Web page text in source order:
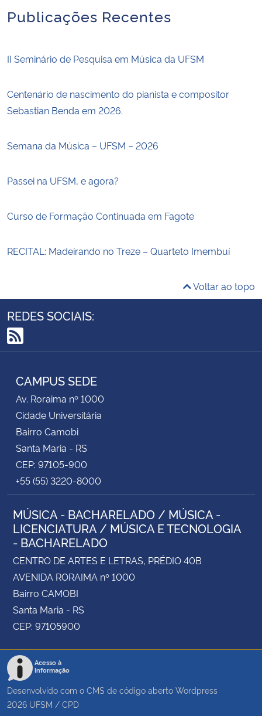
Publicações Recentes
II Seminário de Pesquisa em Música da UFSM
Centenário de nascimento do pianista e compositor
Sebastian Benda em 2026.
Semana da Música – UFSM – 2026
Passei na UFSM, e agora?
Curso de Formação Continuada em Fagote
RECITAL: Madeirando no Treze – Quarteto Imembuí
Voltar ao topo
REDES SOCIAIS:
RSS
CAMPUS SEDE
Av. Roraima nº 1000
Cidade Universitária
Bairro Camobi
Santa Maria - RS
CEP: 97105-900
+55 (55) 3220-8000
MÚSICA - BACHARELADO / MÚSICA -
LICENCIATURA / MÚSICA E TECNOLOGIA
- BACHARELADO
CENTRO DE ARTES E LETRAS, PRÉDIO 40B
AVENIDA RORAIMA nº 1000
Bairro CAMOBI
Santa Maria - RS
CEP: 97105900
Acesso à
Informação
Desenvolvido com o CMS de código aberto Wordpress
2026 UFSM / CPD